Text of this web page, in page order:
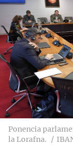
Ponencia
la Lorafna.